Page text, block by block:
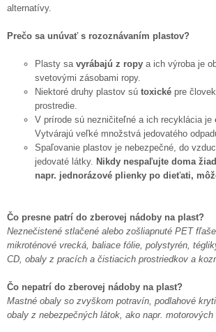
alternatívy.
Prečo sa unúvať s rozoznávaním plastov?
Plasty sa vyrábajú z ropy a ich výroba je
svetovými zásobami ropy.
Niektoré druhy plastov sú toxické pre
prostredie.
V prírode sú nezničiteľné a ich recyklácia je
Vytvárajú veľké množstvá jedovatého
Spaľovanie plastov je nebezpečné, do
jedovaté látky. Nikdy nespaľujte doma
napr. jednorázové plienky po dieťati,
Čo presne patrí do zberovej nádoby na plast?
Neznečistené stlačené alebo zošliapnuté PET
mikroténové vrecká, baliace fólie, polystyrén,
CD, obaly z pracích a čistiacich prostriedkov a
Čo nepatrí do zberovej nádoby na plast?
Mastné obaly so zvyškom potravín, podlahové
obaly z nebezpečných látok, ako napr. motorových